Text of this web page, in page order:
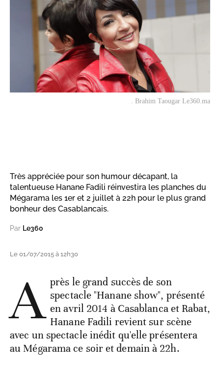
. Brahim Taougar Le360.ma
Très appréciée pour son humour décapant, la
talentueuse Hanane Fadili réinvestira les planches du
Mégarama les 1er et 2 juillet à 22h pour le plus grand
bonheur des Casablancais.
Par Le360
Le 01/07/2015 à 12h30
A près le grand succès de son
spectacle "Hanane show", présenté
en avril 2014 à Casablanca et Rabat,
Hanane Fadili revient sur scène
avec un spectacle inédit qu'elle présentera
au Mégarama ce soir et demain à 22h.